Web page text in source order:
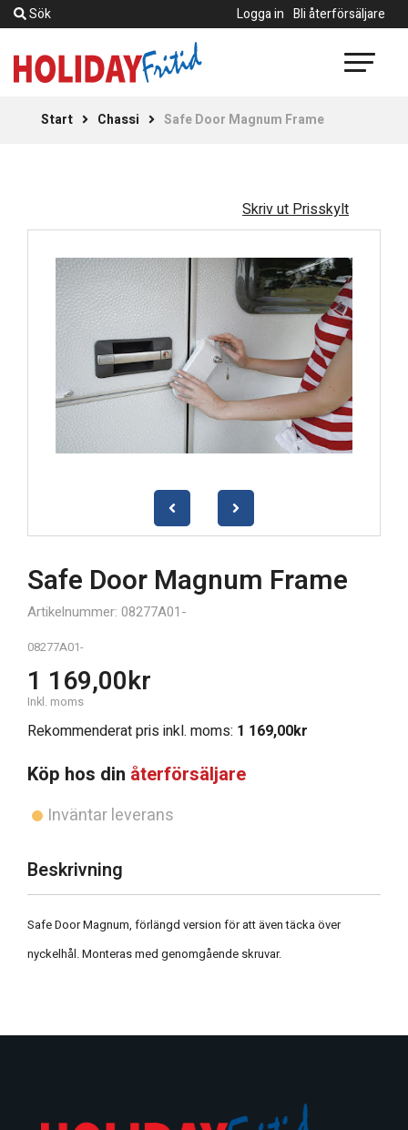
Sök Logga in Bli återförsäljare
Start Chassi Safe Door Magnum Frame
Skriv ut Prisskylt
Safe Door Magnum Frame
Artikelnummer: 08277A01-
08277A01-
1 169,00kr
Inkl. moms
Rekommenderat pris inkl. moms: 1 169,00kr
Köp hos din återförsäljare
Inväntar leverans
Beskrivning
Safe Door Magnum, förlängd version för att även täcka över
nyckelhål. Monteras med genomgående skruvar.